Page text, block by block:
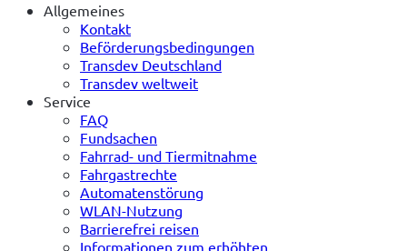
Allgemeines
Kontakt
Beförderungsbedingungen
Transdev Deutschland
Transdev weltweit
Service
FAQ
Fundsachen
Fahrrad- und Tiermitnahme
Fahrgastrechte
Automatenstörung
WLAN-Nutzung
Barrierefrei reisen
Informationen zum erhöhten